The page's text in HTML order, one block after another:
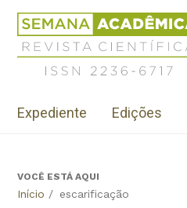
Jump
navigation
Revista
Científica
Semana
Acadêmica
2236-
Menu
institutional
Expediente Edições
BackVOCÊ ESTÁ AQUI
Início / escarificação